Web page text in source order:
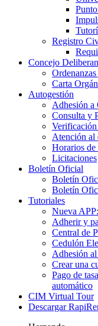
Registro
Concejo
Carta
Autogestión
Adhesión a
Consulta y
Atención al
Horarios de
Licitaciones
Boletín Oficial
Boletín
Boletín
Tutoriales
Nueva
Adherir y
Central de
Cedulón
Adhesión
Crear una
Pago de
automático
CIM Virtual Tour
Descargar